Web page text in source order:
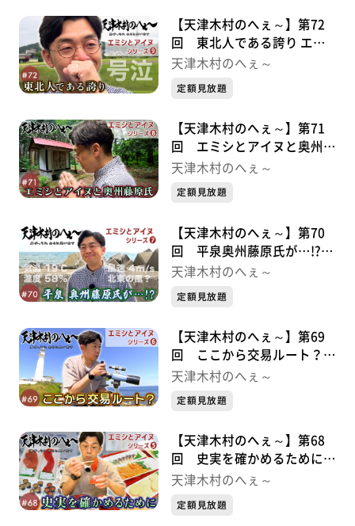
【天津木村のへぇ～】第72
回 東北人である誇り エミ
シとアイヌシリーズ⑨
天津木村のへぇ～
定額見放題
【天津木村のへぇ～】第71
回 エミシとアイヌと奥州藤
原氏 エミシとアイヌシリー
天津木村のへぇ～
定額見放題
【天津木村のへぇ～】第70
回 平泉奥州藤原氏が…!?エ
ミシとアイヌシリーズ➆
天津木村のへぇ～
定額見放題
【天津木村のへぇ～】第69
回 ここから交易ルート？
エミシとアイヌシリーズ⑥
天津木村のへぇ～
定額見放題
【天津木村のへぇ～】第68
回 史実を確かめるために
エミシとアイヌシリーズ⑤
天津木村のへぇ～
定額見放題